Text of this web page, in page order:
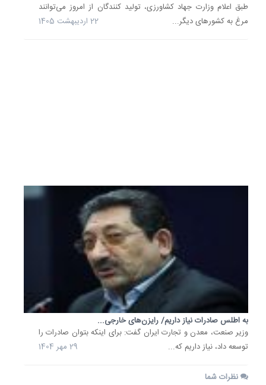
طبق اعلام وزارت جهاد کشاورزی، تولید کنندگان از امروز می‌توانند
مرغ به کشورهای دیگر...
22 اردیبهشت 1405
به اطلس صادرات نیاز داریم/ رایزن‌های خارجی...
وزیر صنعت، معدن و تجارت ایران گفت: برای اینکه بتوان صادرات را
توسعه داد، نیاز داریم که...
29 مهر 1404
نظرات شما